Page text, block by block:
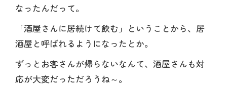
なったんだって。
「酒屋さんに居続けて飲む」ということから、居
酒屋と呼ばれるようになったとか。
ずっとお客さんが帰らないなんて、酒屋さんも対
応が大変だっただろうね～。